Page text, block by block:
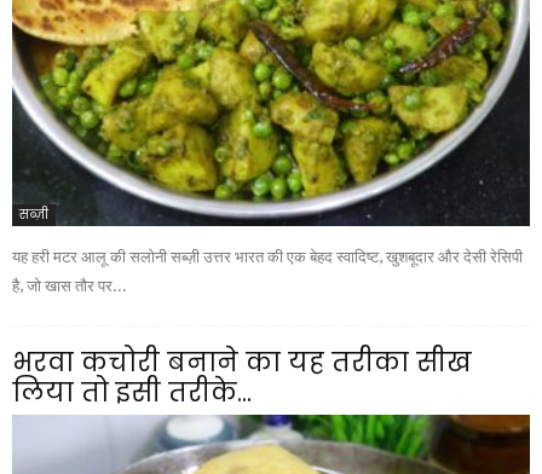
सब्ज़ी
यह हरी मटर आलू की सलोनी सब्ज़ी उत्तर भारत की एक बेहद स्वादिष्ट, खुशबूदार और देसी रेसिपी
है, जो खास तौर पर...
भरवा कचोरी बनाने का यह तरीका सीख
लिया तो इसी तरीके...